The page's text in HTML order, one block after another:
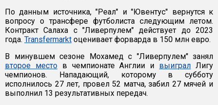
По данным источника, "Реал" и "Ювентус" вернутся к
вопросу о трансфере футболиста следующим летом.
Контракт Салаха с "Ливерпулем" действует до 2023
года. Transfermarkt оценивает форварда в 150 млн евро.
В минувшем сезоне Мохамед с "Ливерпулем" занял
второе местов чемпионате Англии и выиграл Лигу
чемпионов. Нападающий, которому в субботу
исполнилось 27 лет, провел 52 матча, забил 27 мячей и
выполнил 13 результативных передач.